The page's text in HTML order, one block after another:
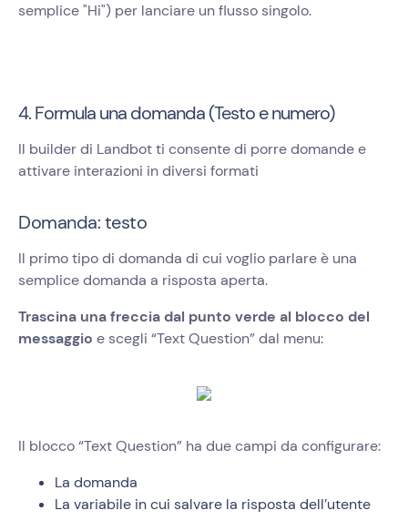
semplice "Hi") per lanciare un flusso singolo.
4. Formula una domanda (Testo e numero)
Il builder di Landbot ti consente di porre domande e
attivare interazioni in diversi formati
Domanda: testo
Il primo tipo di domanda di cui voglio parlare è una
semplice domanda a risposta aperta.
Trascina una freccia dal punto verde al blocco del
messaggio e scegli “Text Question” dal menu:
Il blocco “Text Question” ha due campi da configurare:
La domanda
La variabile in cui salvare la risposta dell’utente